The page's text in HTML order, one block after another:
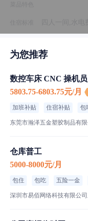
弘鼎皮具制
新湾宏业北路东莞市
为您推荐
数控车床 CNC 操机员
5803.75-6803.75元/月
加班补贴 住宿补贴 包
东莞市瀚泽五金塑胶制品有限
仓库普工
5000-8000元/月
包住 包吃 五险一金
深圳市易佰网络科技有限公